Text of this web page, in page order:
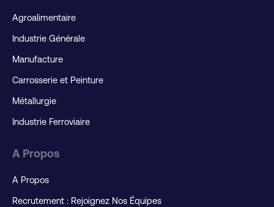
Agroalimentaire
Industrie Générale
Manufacture
Carrosserie et Peinture
Métallurgie
Industrie Ferroviaire
A Propos
A Propos
Recrutement : Rejoignez Nos Équipes